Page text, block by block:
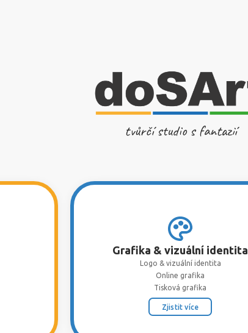
tvůrčí studio s fantazií
Grafika & vizuální identita
Logo & vizuální identita
Online grafika
Tisková grafika
Zjistit více